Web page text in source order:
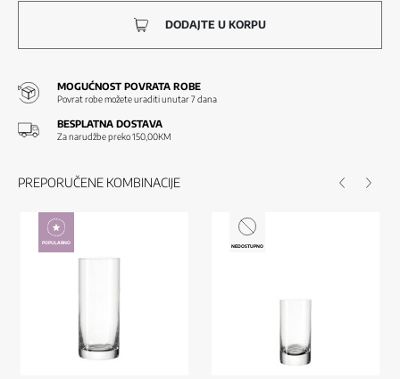
DODAJTE U KORPU
MOGUĆNOST POVRATA ROBE
Povrat robe možete uraditi unutar 7 dana
BESPLATNA DOSTAVA
Za narudžbe preko 150,00KM
PREPORUČENE KOMBINACIJE
POPULARNO
NEDOSTUPNO